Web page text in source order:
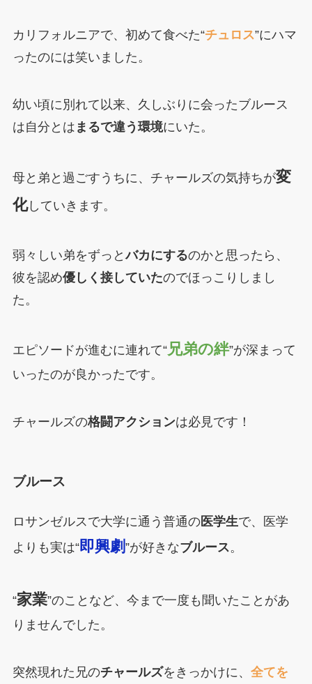
カリフォルニアで、初めて食べた“チュロス”にハマ
ったのには笑いました。
幼い頃に別れて以来、久しぶりに会ったブルース
は自分とは まるで違う環境にいた。
母と弟と過ごすうちに、チャールズの気持ちが変
化していきます。
弱々しい弟をずっとバカにするのかと思ったら、
彼を認め優しく接していたのでほっこりしまし
た。
エピソードが進むに連れて“兄弟の絆”が深まって
いったのが良かったです。
チャールズの格闘アクションは必見です！
ブルース
ロサンゼルスで大学に通う普通の医学生で、医学
よりも実は“即興劇 ”が好きなブルース。
“家業”のことなど、今まで一度も聞いたことがあ
りませんでした。
突然現れた兄のチャールズをきっかけに、 全てを